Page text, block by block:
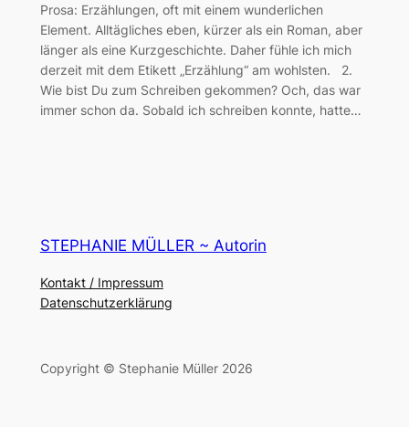
Prosa: Erzählungen, oft mit einem wunderlichen
Element. Alltägliches eben, kürzer als ein Roman, aber
länger als eine Kurzgeschichte. Daher fühle ich mich
derzeit mit dem Etikett „Erzählung“ am wohlsten. 2.
Wie bist Du zum Schreiben gekommen? Och, das war
immer schon da. Sobald ich schreiben konnte, hatte…
STEPHANIE MÜLLER ~ Autorin
Kontakt / Impressum
Datenschutzerklärung
Copyright © Stephanie Müller 2026